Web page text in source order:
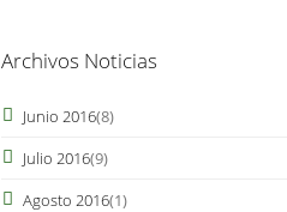
Archivos Noticias
Junio 2016(8)
Julio 2016(9)
Agosto 2016(1)